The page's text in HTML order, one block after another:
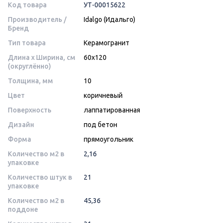
Код товара
УТ-00015622
Производитель /
Бренд
Idalgo (Идальго)
Тип товара
Керамогранит
Длина x Ширина, см
(округлённо)
60x120
Толщина, мм
10
Цвет
коричневый
Поверхность
лаппатированная
Дизайн
под бетон
Форма
прямоугольник
Количество м2 в
упаковке
2,16
Количество штук в
упаковке
21
Количество м2 в
поддоне
45,36